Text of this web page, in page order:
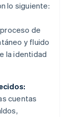
lo siguiente:
de
y fluido
la identidad
cuentas